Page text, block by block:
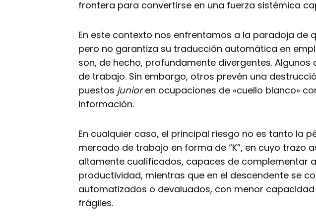
frontera para convertirse en una fuerza sistémica
En este contexto nos enfrentamos a la paradoja
pero no garantiza su traducción automática en
son, de hecho, profundamente divergentes.
de trabajo. Sin embargo, otros prevén una
puestos junioren ocupaciones de «cuello blanco»
información.
En cualquier caso, el principal riesgo no es tanto la
mercado de trabajo en forma de “K”, en cuyo
altamente cualificados, capaces de complementar
productividad, mientras que en el descendente se
automatizados o devaluados, con menor
frágiles.